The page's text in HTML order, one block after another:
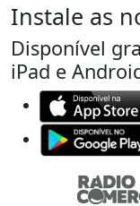
Instale as
Disponível
iPad e